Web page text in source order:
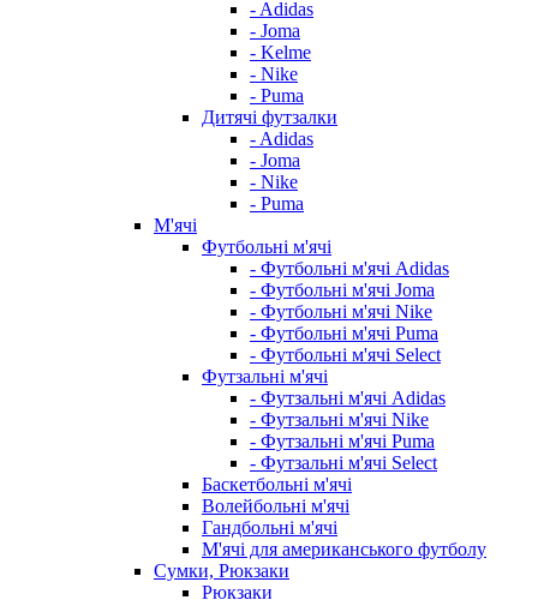
- Adidas
- Joma
- Kelme
- Nike
- Puma
Дитячі футзалки
- Adidas
- Joma
- Nike
- Puma
М'ячі
Футбольні м'ячі
- Футбольні м'ячі Adidas
- Футбольні м'ячі Joma
- Футбольні м'ячі Nike
- Футбольні м'ячі Puma
- Футбольні м'ячі Select
Футзальні м'ячі
- Футзальні м'ячі Adidas
- Футзальні м'ячі Nike
- Футзальні м'ячі Puma
- Футзальні м'ячі Select
Баскетбольні м'ячі
Волейбольні м'ячі
Гандбольні м'ячі
М'ячі для американського футболу
Сумки, Рюкзаки
Рюкзаки